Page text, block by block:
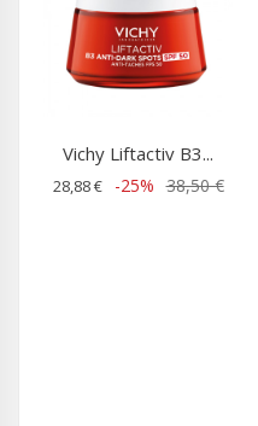
Vichy Liftactiv B3...
28,88 € -25% 38,50 €